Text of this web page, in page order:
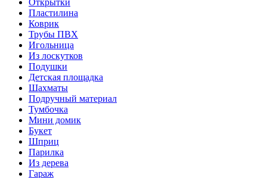
Пластилина
Коврик
Трубы ПВХ
Игольница
Из лоскутков
Подушки
Детская площадка
Шахматы
Подручный материал
Тумбочка
Мини домик
Букет
Шприц
Парилка
Из дерева
Гараж